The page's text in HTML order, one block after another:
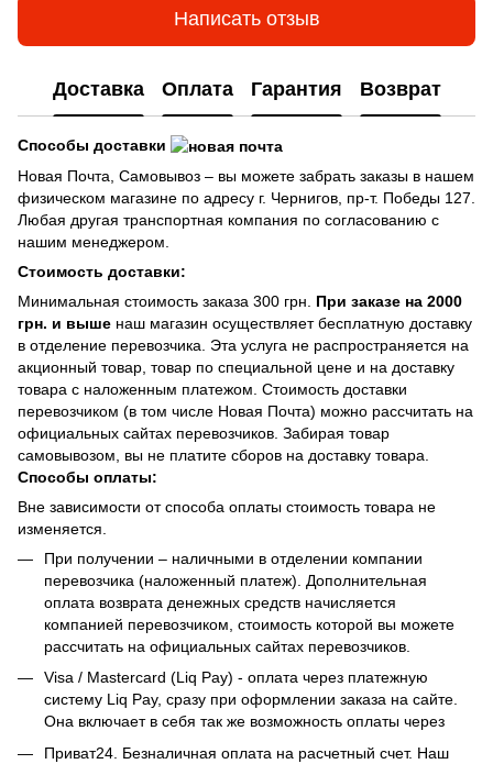
Написать отзыв
Доставка Оплата Гарантия Возврат
Способы доставки
Новая Почта, Самовывоз – вы можете забрать заказы в нашем
физическом магазине по адресу г. Чернигов, пр-т. Победы 127.
Любая другая транспортная компания по согласованию с
нашим менеджером.
Стоимость доставки:
Минимальная стоимость заказа 300 грн. При заказе на 2000
грн. и выше наш магазин осуществляет бесплатную доставку
в отделение перевозчика. Эта услуга не распространяется на
акционный товар, товар по специальной цене и на доставку
товара с наложенным платежом. Стоимость доставки
перевозчиком (в том числе Новая Почта) можно рассчитать на
официальных сайтах перевозчиков. Забирая товар
самовывозом, вы не платите сборов на доставку товара.
Способы оплаты:
Вне зависимости от способа оплаты стоимость товара не
изменяется.
При получении – наличными в отделении компании
перевозчика (наложенный платеж). Дополнительная
оплата возврата денежных средств начисляется
компанией перевозчиком, стоимость которой вы можете
рассчитать на официальных сайтах перевозчиков.
Visa / Mastercard (Liq Pay) - оплата через платежную
систему Liq Pay, сразу при оформлении заказа на сайте.
Она включает в себя так же возможность оплаты через
Приват24. Безналичная оплата на расчетный счет. Наш